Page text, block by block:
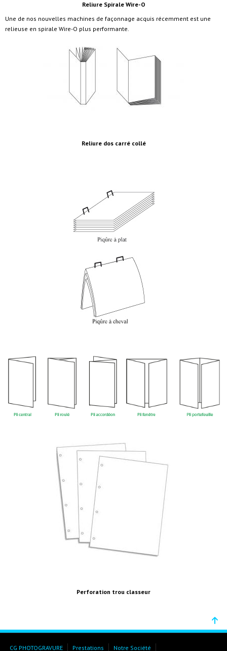
Reliure Spirale Wire-O
Une de nos nouvelles machines de façonnage acquis récemment est une
relieuse en spirale Wire-O plus performante.
Reliure dos carré collé
Perforation trou classeur
CG PHOTOGRAVURE Prestations Notre Société